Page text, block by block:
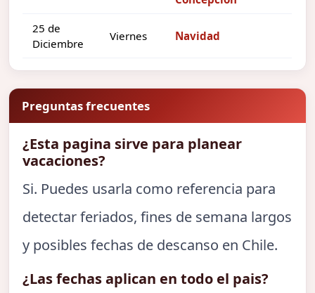
25 de
Diciembre
Viernes Navidad
Preguntas frecuentes
¿Esta pagina sirve para planear
vacaciones?
Si. Puedes usarla como referencia para
detectar feriados, fines de semana largos
y posibles fechas de descanso en Chile.
¿Las fechas aplican en todo el pais?